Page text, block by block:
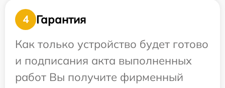
4
Гарантия
Как только устройство будет готово
и подписания акта выполненных
работ Вы получите фирменный